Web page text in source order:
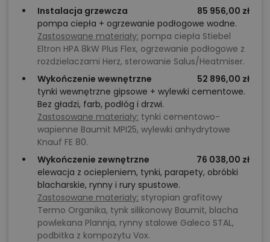
Instalacja grzewcza
85 956,00 zł
pompa ciepła + ogrzewanie podłogowe wodne.
Zastosowane materiały: pompa ciepła Stiebel
Eltron HPA 8kW Plus Flex, ogrzewanie podłogowe z
rozdzielaczami Herz, sterowanie Salus/Heatmiser.
Wykończenie wewnętrzne
52 896,00 zł
tynki wewnętrzne gipsowe + wylewki cementowe.
Bez gładzi, farb, podłóg i drzwi.
Zastosowane materiały: tynki cementowo-
wapienne Baumit MPI25, wylewki anhydrytowe
Knauf FE 80.
Wykończenie zewnętrzne
76 038,00 zł
elewacja z ociepleniem, tynki, parapety, obróbki
blacharskie, rynny i rury spustowe.
Zastosowane materiały: styropian grafitowy
Termo Organika, tynk silikonowy Baumit, blacha
powlekana Plannja, rynny stalowe Galeco STAL,
podbitka z kompozytu Vox.